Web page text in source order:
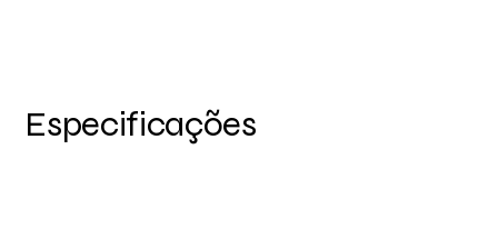
Especificações